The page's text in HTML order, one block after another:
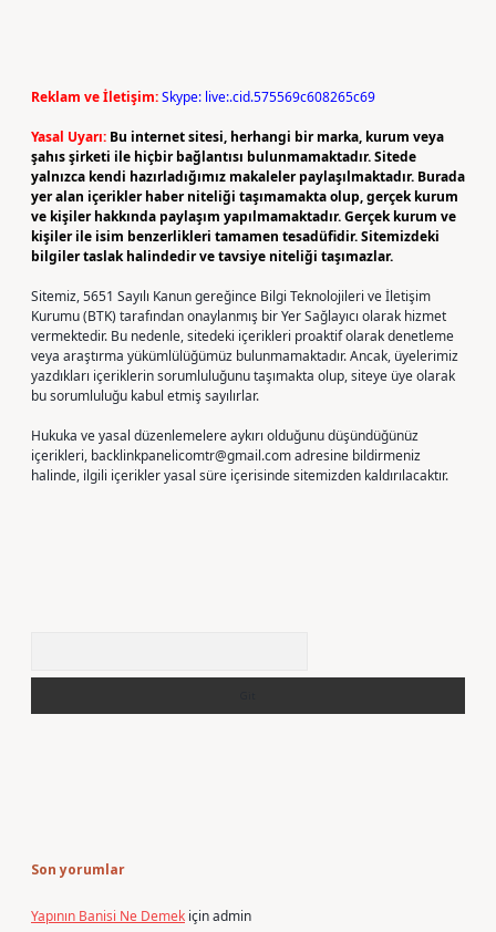
Reklam ve İletişim:Skype: live:.cid.575569c608265c69
Yasal Uyarı: Bu internet sitesi, herhangi bir marka, kurum veya
şahıs şirketi ile hiçbir bağlantısı bulunmamaktadır. Sitede
yalnızca kendi hazırladığımız makaleler paylaşılmaktadır. Burada
yer alan içerikler haber niteliği taşımamakta olup, gerçek kurum
ve kişiler hakkında paylaşım yapılmamaktadır. Gerçek kurum ve
kişiler ile isim benzerlikleri tamamen tesadüfidir. Sitemizdeki
bilgiler taslak halindedir ve tavsiye niteliği taşımazlar.
Sitemiz, 5651 Sayılı Kanun gereğince Bilgi Teknolojileri ve İletişim
Kurumu (BTK) tarafından onaylanmış bir Yer Sağlayıcı olarak hizmet
vermektedir. Bu nedenle, sitedeki içerikleri proaktif olarak denetleme
veya araştırma yükümlülüğümüz bulunmamaktadır. Ancak, üyelerimiz
yazdıkları içeriklerin sorumluluğunu taşımakta olup, siteye üye olarak
bu sorumluluğu kabul etmiş sayılırlar.
Hukuka ve yasal düzenlemelere aykırı olduğunu düşündüğünüz
içerikleri, backlinkpanelicomtr@gmail.comadresine bildirmeniz
halinde, ilgili içerikler yasal süre içerisinde sitemizden kaldırılacaktır.
Son yorumlar
Yapının Banisi Ne Demek içinadmin